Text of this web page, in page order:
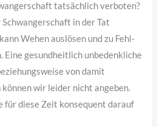
tatsächlich verboten?
in der Tat
Wehen auslösen und zu Fehl-
Eine gesundheitlich unbedenkliche
von damit
wir leider nicht angeben.
für diese Zeit konsequent darauf